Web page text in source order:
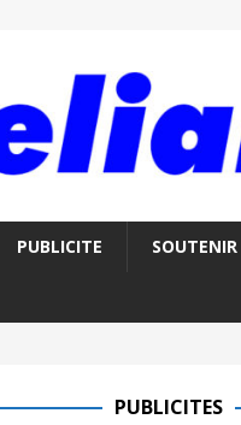
PUBLICITE SOUTENIR
PUBLICITES